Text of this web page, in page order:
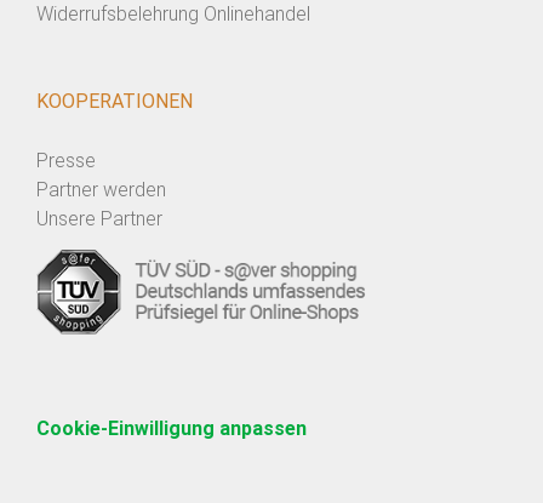
Widerrufsbelehrung Onlinehandel
KOOPERATIONEN
Presse
Partner werden
Unsere Partner
Cookie-Einwilligung anpassen